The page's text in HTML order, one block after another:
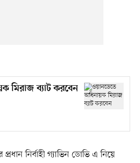
মিরাজ ব্যাট করবেন
প্রধান নির্বাহী গ্যাভিন ডোভি এ নিয়ে